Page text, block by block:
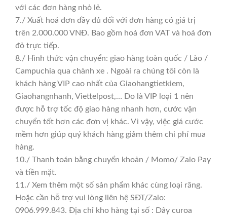
với các đơn hàng nhỏ lẻ.
7./ Xuất hoá đơn đầy đủ đối với đơn hàng có giá trị
trên 2.000.000 VNĐ. Bao gồm hoá đơn VAT và hoá đơn
đỏ trực tiếp.
8./ Hình thức vận chuyển: giao hàng toàn quốc / Lào /
Campuchia qua chành xe . Ngoài ra chúng tôi còn là
khách hàng VIP cao nhất của Giaohangtietkiem,
Giaohangnhanh, Viettelpost,… Do là VIP loại 1 nên
được hỗ trợ tốc độ giao hàng nhanh hơn, cước vận
chuyển tốt hơn các đơn vị khác. Vì vậy, việc giá cước
mềm hơn giúp quý khách hàng giảm thêm chi phí mua
hàng.
10./ Thanh toán bằng chuyển khoản / Momo/ Zalo Pay
và tiền mặt.
11./ Xem thêm một số sản phẩm khác cùng loại răng.
Hoặc cần hỗ trợ vui lòng liên hệ SĐT/Zalo:
0906.999.843. Địa chỉ kho hàng tại số : Dây curoa